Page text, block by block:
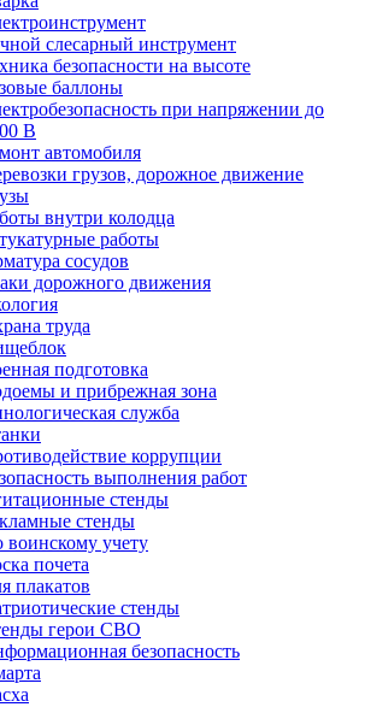
слесарный инструмент
безопасности на высоте
баллоны
при напряжении до
В
автомобиля
грузов, дорожное движение
внутри колодца
работы
сосудов
дорожного движения
труда
подготовка
и прибрежная зона
служба
коррупции
выполнения работ
стенды
стенды
воинскому учету
почета
плакатов
стенды
герои СВО
безопасность